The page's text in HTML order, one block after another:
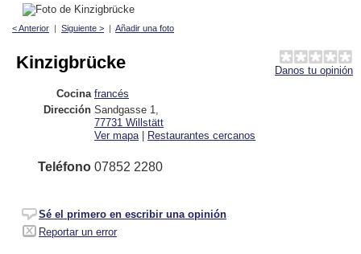
< Anterior | Siguiente > | Añadir una foto
Danos tu opinión
Kinzigbrücke
Cocina francés
Dirección Sandgasse 1
77731 Willstätt
Ver mapa | Restaurantes cercanos
Teléfono 07852 2280
Sé el primero en escribir una opinión
Reportar un error